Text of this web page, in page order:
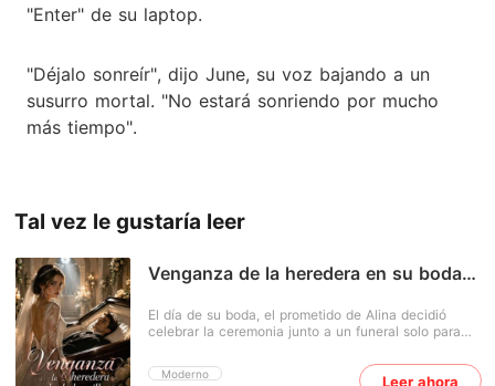
"Enter" de su laptop.
"Déjalo sonreír", dijo June, su voz bajando a un
susurro mortal. "No estará sonriendo por mucho
más tiempo".
Tal vez le gustaría leer
Venganza de la heredera en su boda
Moderno
El día de su boda, el prometido de Alina decidió
celebrar la ceremonia junto a un funeral solo para
novio en el acto y se casó con un hombre al borde
de la muerte. Ella era la hija de una sirvienta que
Leer ahora